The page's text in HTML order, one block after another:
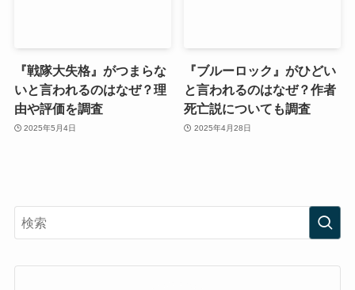
『戦隊大失格』がつまらな
いと言われるのはなぜ？理
由や評価を調査
2025年5月4日
『ブルーロック』がひどい
と言われるのはなぜ？作者
死亡説についても調査
2025年4月28日